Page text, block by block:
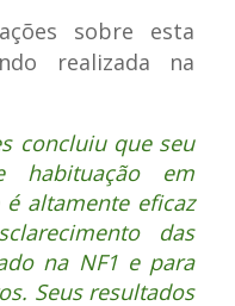
sobre esta
realizada na
concluiu que seu
habituação em
altamente eficaz
das
na NF1 e para
Seus resultados